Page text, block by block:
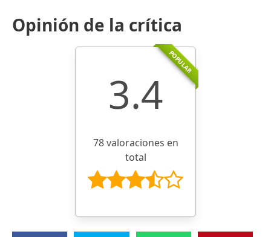
Opinión de la crítica
POPULAR
3.4
78 valoraciones en
total